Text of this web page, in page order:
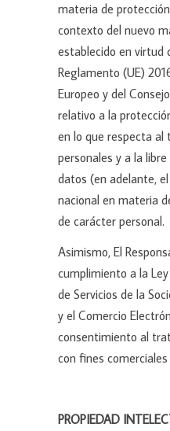
materia de
contexto del nuevo
establecido en virtud
Reglamento (UE)
Europeo y del
relativo a la
en lo que respecta
personales y a la
datos (en adelante, el
nacional en materia
de carácter personal.
Asimismo, El
cumplimiento a la
de Servicios de la
y el Comercio
consentimiento al
con fines
PROPIEDAD